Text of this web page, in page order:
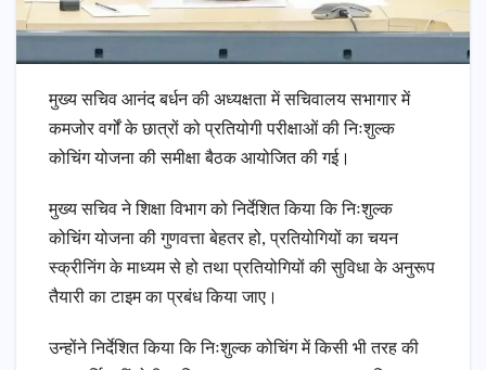
मुख्य सचिव आनंद बर्धन की अध्यक्षता में सचिवालय सभागार में
कमजोर वर्गों के छात्रों को प्रतियोगी परीक्षाओं की निःशुल्क
कोचिंग योजना की समीक्षा बैठक आयोजित की गई।
मुख्य सचिव ने शिक्षा विभाग को निर्देशित किया कि निःशुल्क
कोचिंग योजना की गुणवत्ता बेहतर हो, प्रतियोगियों का चयन
स्क्रीनिंग के माध्यम से हो तथा प्रतियोगियों की सुविधा के अनुरूप
तैयारी का टाइम का प्रबंध किया जाए।
उन्होंने निर्देशित किया कि निःशुल्क कोचिंग में किसी भी तरह की